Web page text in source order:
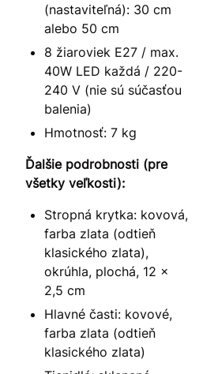
(nastaviteľná): 30 cm
alebo 50 cm
8 žiaroviek E27 / max.
40W LED každá / 220-
240 V (nie sú súčasťou
balenia)
Hmotnosť: 7 kg
Ďalšie podrobnosti (pre
všetky veľkosti):
Stropná krytka: kovová,
farba zlata (odtieň
klasického zlata),
okrúhla, plochá, 12 x
2,5 cm
Hlavné časti: kovové,
farba zlata (odtieň
klasického zlata)